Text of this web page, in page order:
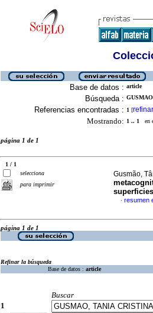
Base de datos : article
Búsqueda :
Referencias encontradas : 1 [refinar
Mostrando: 1 .. 1 en
página 1 de 1
1 / 1
selecciona
para imprimir
Gusmão,
superficies
· resumen
página 1 de 1
Refinar la búsqueda
Base de datos : article
Buscar
1